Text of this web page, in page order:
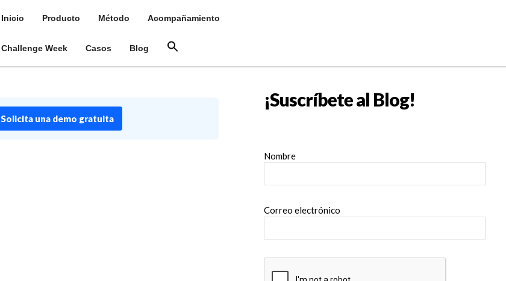
Inicio Producto Método Acompañamiento
Challenge Week Casos Blog
Solicita una demo gratuita
¡Suscríbete al Blog!
Nombre
Correo electrónico